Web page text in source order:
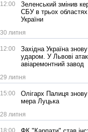
12:00
Зеленський змінив
СБУ в трьох областях
України
30 липня
12:00
Західна Україна
ударом. У Львові
авіаремонтний завод
29 липня
15:00
Олігарх Палиця
мера Луцька
28 липня
18:00